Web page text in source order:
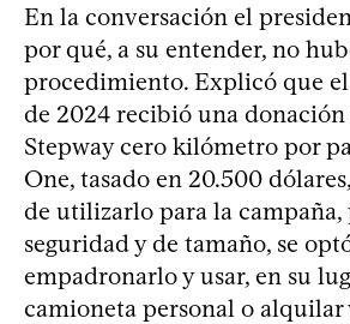
En la conversación el
por qué, a su entender, no
procedimiento. Explicó que el
de 2024 recibió una
Stepway cero kilómetro por
One, tasado en 20.500
de utilizarlo para la campaña,
seguridad y de tamaño, se
empadronarlo y usar, en su
camioneta personal o alquilar